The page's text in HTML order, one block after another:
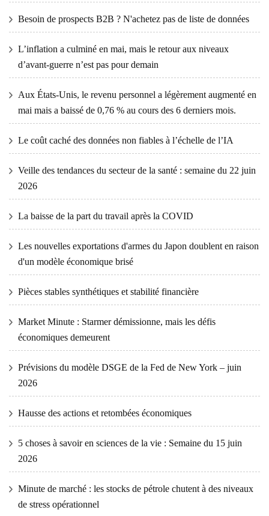
Besoin de prospects B2B ? N'achetez pas de liste de données
L’inflation a culminé en mai, mais le retour aux niveaux
d’avant-guerre n’est pas pour demain
Aux États-Unis, le revenu personnel a légèrement augmenté en
mai mais a baissé de 0,76 % au cours des 6 derniers mois.
Le coût caché des données non fiables à l’échelle de l’IA
Veille des tendances du secteur de la santé : semaine du 22 juin
2026
La baisse de la part du travail après la COVID
Les nouvelles exportations d'armes du Japon doublent en raison
d'un modèle économique brisé
Pièces stables synthétiques et stabilité financière
Market Minute : Starmer démissionne, mais les défis
économiques demeurent
Prévisions du modèle DSGE de la Fed de New York – juin
2026
Hausse des actions et retombées économiques
5 choses à savoir en sciences de la vie : Semaine du 15 juin
2026
Minute de marché : les stocks de pétrole chutent à des niveaux
de stress opérationnel